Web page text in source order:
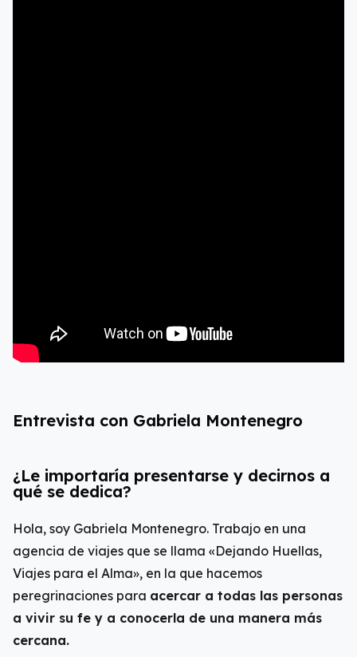
Entrevista con Gabriela Montenegro
¿Le importaría presentarse y decirnos a
qué se dedica?
Hola, soy Gabriela Montenegro. Trabajo en una
agencia de viajes que se llama «Dejando Huellas,
Viajes para el Alma», en la que hacemos
peregrinaciones para acercar a todas las personas
a vivir su fe y a conocerla de una manera más
cercana.